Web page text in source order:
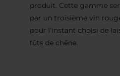
produit. Cette gamme
par un troisième vin
pour l’instant choisi de
fûts de chêne.